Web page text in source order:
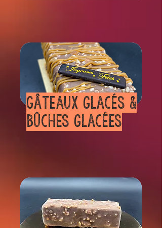
​Gâteaux glacés &
bûches glacées